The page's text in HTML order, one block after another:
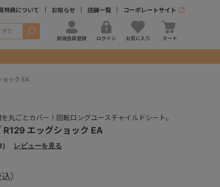
特典について お知らせ 店舗一覧 コーポレートサイト
検索
新規会員登録 ログイン お気に入り カート
ョック EA
丸ごとカバー！回転ロングユースチャイルドシート。
R129 エッグショック EA
レビューを見る